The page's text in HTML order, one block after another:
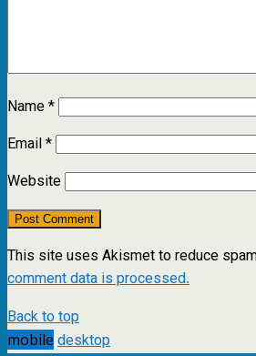
Name*
Email*
Website
This site uses Akismet to reduce
comment data is processed.
Back to top
mobile desktop